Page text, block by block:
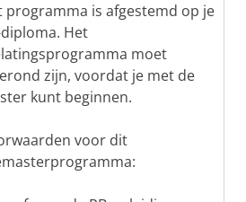
programma is afgestemd op je
diploma. Het
moet
zijn, voordat je met de
kunt beginnen.
voor dit